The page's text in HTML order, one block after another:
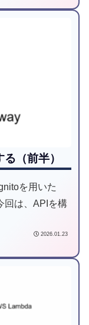
（前半）
を用いた
回は、APIを構
2026.01.23